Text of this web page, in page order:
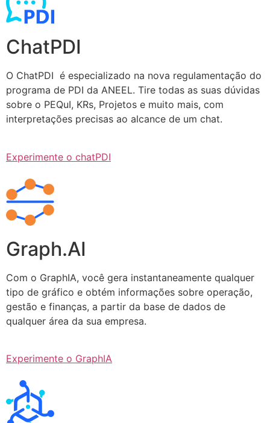
ChatPDI
O ChatPDI é especializado na nova regulamentação do
programa de PDI da ANEEL. Tire todas as suas dúvidas
sobre o PEQuI, KRs, Projetos e muito mais, com
interpretações precisas ao alcance de um chat.
Experimente o chatPDI
Graph.AI
Com o GraphIA, você gera instantaneamente qualquer
tipo de gráfico e obtém informações sobre operação,
gestão e finanças, a partir da base de dados de
qualquer área da sua empresa.
Experimente o GraphIA